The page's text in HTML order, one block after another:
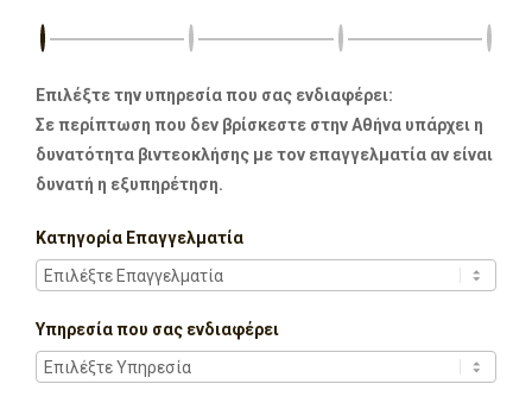
Επιλέξτε την υπηρεσία που σας ενδιαφέρει:
Σε περίπτωση που δεν βρίσκεστε στην Αθήνα υπάρχει η
δυνατότητα βιντεοκλήσης με τον επαγγελματία αν είναι
δυνατή η εξυπηρέτηση.
Κατηγορία Επαγγελματία
Υπηρεσία που σας ενδιαφέρει